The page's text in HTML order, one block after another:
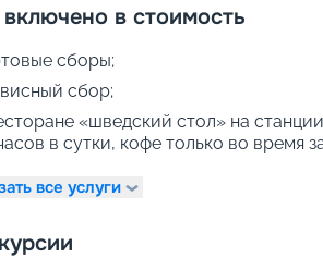
в стоимость
сборы;
сбор;
«шведский стол» на
в сутки, кофе только во время
все услуги